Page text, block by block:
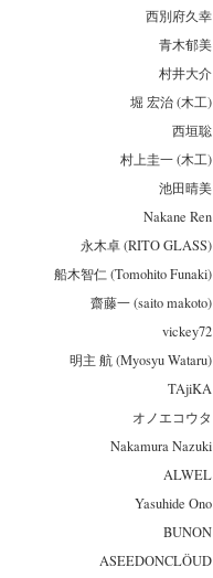
西別府久幸
青木郁美
村井大介
堀 宏治 (木工)
西垣聡
村上圭一 (木工)
池田晴美
Nakane Ren
永木卓 (RITO GLASS)
船木智仁 (Tomohito Funaki)
齋藤一 (saito makoto)
vickey72
明主 航 (Myosyu Wataru)
TAjiKA
オノエコウタ
Nakamura Nazuki
ALWEL
Yasuhide Ono
BUNON
ASEEDONCLÖUD